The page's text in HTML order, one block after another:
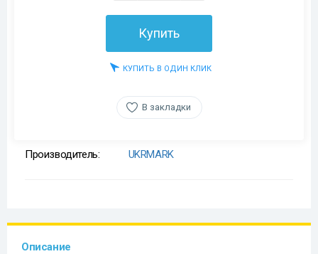
Купить
КУПИТЬ В ОДИН КЛИК
В закладки
Производитель: UKRMARK
Описание